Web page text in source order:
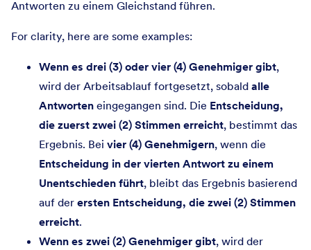
Antworten zu einem Gleichstand führen.
For clarity, here are some examples:
Wenn es drei (3) oder vier (4) Genehmiger gibt,
wird der Arbeitsablauf fortgesetzt, sobald alle
Antworten eingegangen sind. Die Entscheidung,
die zuerst zwei (2) Stimmen erreicht, bestimmt das
Ergebnis. Bei vier (4) Genehmigern, wenn die
Entscheidung in der vierten Antwort zu einem
Unentschieden führt, bleibt das Ergebnis basierend
auf der ersten Entscheidung, die zwei (2) Stimmen
erreicht.
Wenn es zwei (2) Genehmiger gibt, wird der